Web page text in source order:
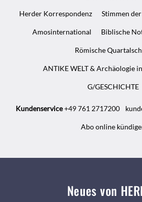
Herder Korrespondenz Stimmen
Amosinternational Biblische
Römische
ANTIKE WELT & Archäologie
G/GESCHICHTE
Kundenservice+49 761 2717200
Abo online
Neues von